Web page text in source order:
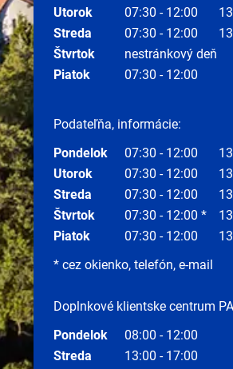
Utorok
07:30 - 12:00
Streda
07:30 - 12:00
Štvrtok
nestránkový deň
Piatok
07:30 - 12:00
Podateľňa, informácie:
Pondelok
07:30 - 12:00
Utorok
07:30 - 12:00
Streda
07:30 - 12:00
Štvrtok
07:30 - 12:00 *
Piatok
07:30 - 12:00
* cez okienko, telefón, e-mail
Doplnkové klientske centrum
Pondelok
08:00 - 12:00
Streda
13:00 - 17:00